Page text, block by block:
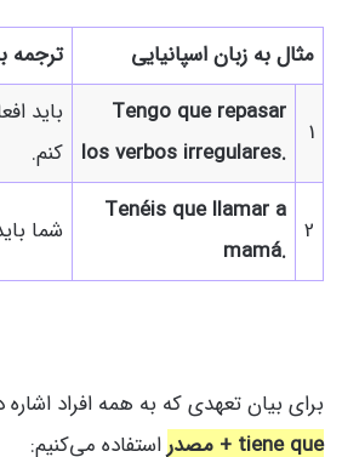
مثال به زبان اسپانیایی ترجمه
1
Tengo que repasar
los verbos irregulares.
باید
کنم.
2
Tenéis que llamar a
mamá.
شما
برای بیان تعهدی که به همه افراد اشاره
tiene que + مصدر
استفاده می‌کنیم: